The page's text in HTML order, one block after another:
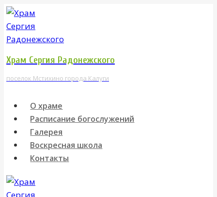
Перейти
к
содержимому
Храм Сергия Радонежского
поселок Мстихино города Калуги
О храме
Расписание богослужений
Галерея
Воскресная школа
Контакты